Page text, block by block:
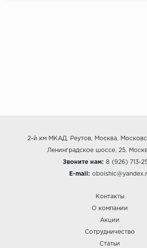
2-й км МКАД, Реутов, Москва,
Ленинградское шоссе, 25,
Звоните нам: 8 (926) 713-
E-mail:
Контакты
О компании
Акции
Сотрудничество
Статьи